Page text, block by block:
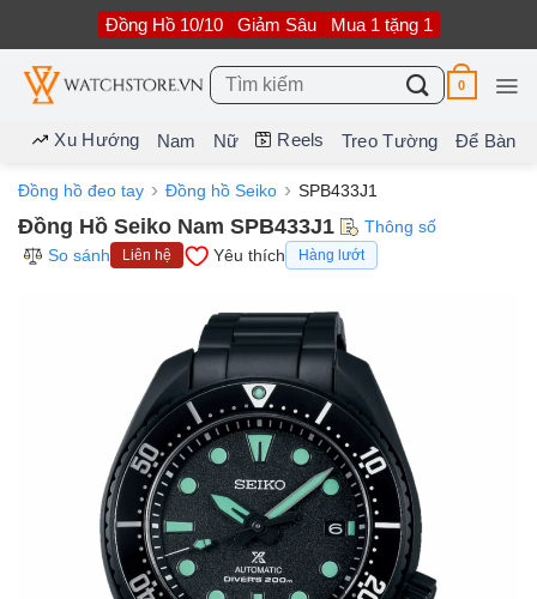
nội
dung
Đồng Hồ 10/10 Giảm Sâu Mua 1 tặng 1
Tìm
kiếm:
0
Xu Hướng Nam Nữ Reels Treo Tường Để Bàn
Đồng hồ đeo tay Đồng hồ Seiko SPB433J1
Đồng Hồ Seiko Nam SPB433J1
Thông số
So sánh
Liên hệ Yêu thích Hàng lướt